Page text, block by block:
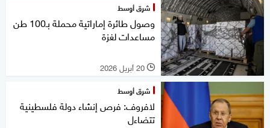
شرق أوسط
وصول طائرة إماراتية محملة بـ100 طن
مساعدات لغزة
l 20 أبريل 2026
شرق أوسط
لافروف: فرص إنشاء دولة فلسطينية
تتضاءل